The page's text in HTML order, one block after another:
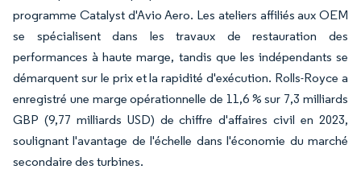
programme Catalyst d'Avio Aero. Les ateliers affiliés aux OEM
se spécialisent dans les travaux de restauration des
performances à haute marge, tandis que les indépendants se
démarquent sur le prix et la rapidité d'exécution. Rolls-Royce a
enregistré une marge opérationnelle de 11,6 % sur 7,3 milliards
GBP (9,77 milliards USD) de chiffre d'affaires civil en 2023,
soulignant l'avantage de l'échelle dans l'économie du marché
secondaire des turbines.